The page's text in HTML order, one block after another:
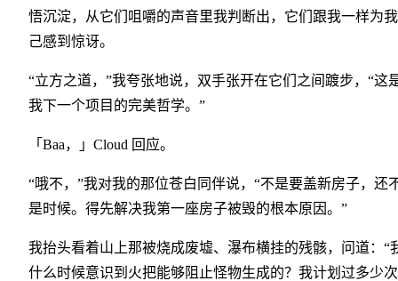
悟沉淀，从它们咀嚼的声音里我判断出，它们跟我一样为
己感到惊讶。
“立方之道，”我夸张地说，双手张开在它们之间踱步，“这
我下一个项目的完美哲学。”
「Baa，」Cloud 回应。
“哦不，”我对我的那位苍白同伴说，“不是要盖新房子，还
是时候。得先解决我第一座房子被毁的根本原因。”
我抬头看着山上那被烧成废墟、瀑布横挂的残骸，问道：“
什么时候意识到火把能够阻止怪物生成的？我计划过多少